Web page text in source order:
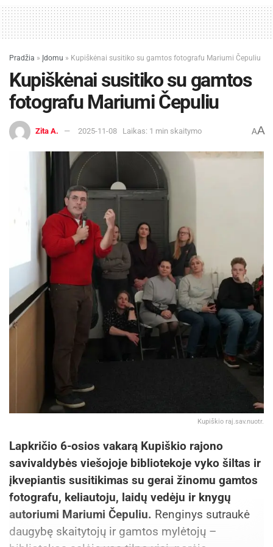
Pradžia » Įdomu » Kupiškėnai susitiko su gamtos fotografu Mariumi Čepuliu
Kupiškėnai susitiko su gamtos
fotografu Mariumi Čepuliu
Zita A. 2025-11-08 Laikas: 1 min skaitymo AA
Kupiškio raj.sav.nuotr.
Lapkričio 6-osios vakarą Kupiškio rajono
savivaldybės viešojoje bibliotekoje vyko šiltas ir
įkvepiantis susitikimas su gerai žinomu gamtos
fotografu, keliautoju, laidų vedėju ir knygų
autoriumi Mariumi Čepuliu. Renginys sutraukė
daugybę skaitytojų ir gamtos mylėtojų –